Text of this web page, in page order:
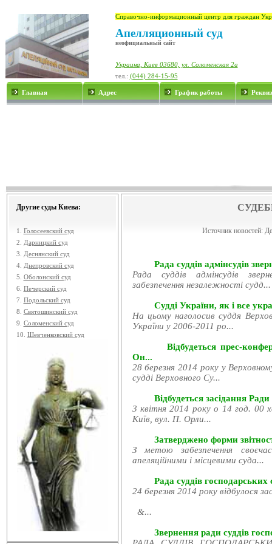
Справочно-информационный центр для граждан
Апелляционный суд
неофициальный сайт
Украина, Киев 03680, ул. Соломенская 2а
тел.: (044) 284-15-95
Главная Адрес График работы
Другие суды Киева:
1. Голосеевский суд
2.
Дарницкий суд
3.
Деснянский суд
4. Днепровский суд
5. Оболонский суд
6. Печерский суд
7. Подольский суд
8. Святошинский суд
9. Соломенский суд
10. Шевченковский суд
Источник новостей:
Рада суддів адмінсудів
Рада суддів адмінсудів
забезпечення незалежності судд...
Судді України, як і все
На цьому наголосив суддя
України у 2006-2011 ро...
Відбудеться прес-
Он...
28 березня 2014 року у
судді Верховного Су...
Відбудеться засідання
3 квітня 2014 року о 14 год. 00
Київ, вул. П. Орли...
Затверджено форми
З метою забезпечення
апеляційними і місцевими суда...
Рада суддів господарських
24 березня 2014 року відбулося
&...
Звернення ради суддів